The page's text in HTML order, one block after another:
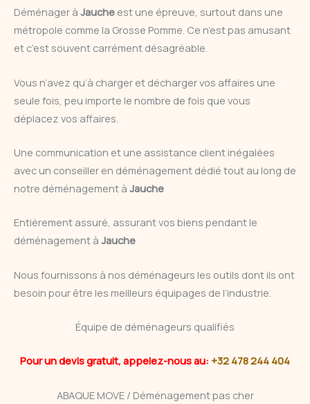
Déménager à Jauche est une épreuve, surtout dans une
métropole comme la Grosse Pomme. Ce n’est pas amusant
et c’est souvent carrément désagréable.
Vous n’avez qu’à charger et décharger vos affaires une
seule fois, peu importe le nombre de fois que vous
déplacez vos affaires.
Une communication et une assistance client inégalées
avec un conseiller en déménagement dédié tout au long de
notre déménagement à Jauche
Entièrement assuré, assurant vos biens pendant le
déménagement à Jauche
Nous fournissons à nos déménageurs les outils dont ils ont
besoin pour être les meilleurs équipages de l’industrie.
Équipe de déménageurs qualifiés
Pour un devis gratuit, appelez-nous au: +32 478 244 404
ABAQUE MOVE / Déménagement pas cher